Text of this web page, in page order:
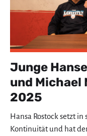
Junge
und Michael
2025
Hansa Rostock setzt
Kontinuität und hat